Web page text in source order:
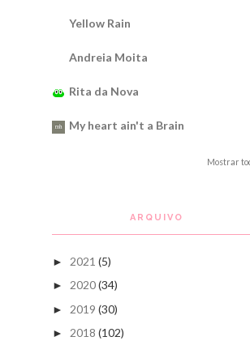
Yellow Rain
Andreia Moita
Rita da Nova
My heart ain't a Brain
Mostrar
ARQUIVO
► 2021 (5)
► 2020(34)
► 2019 (30)
► 2018 (102)